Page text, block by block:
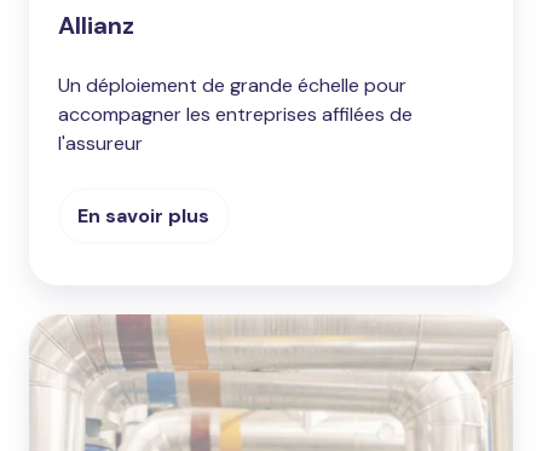
Allianz
Un déploiement de grande échelle pour
accompagner les entreprises affilées de
l'assureur
En savoir plus
Air
products